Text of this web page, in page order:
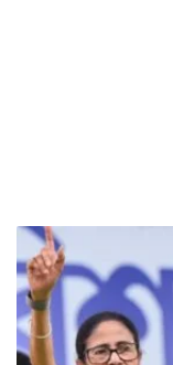
ह
रा
पु
र